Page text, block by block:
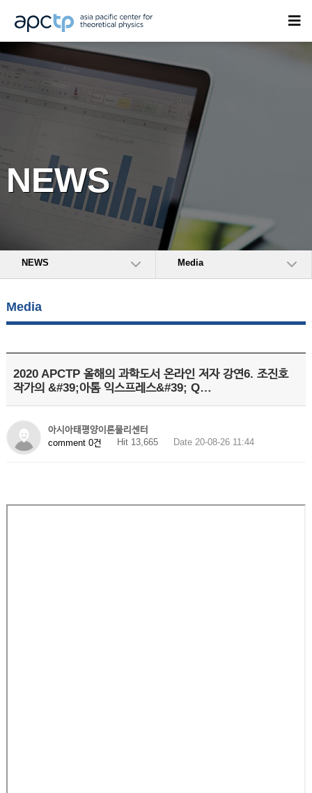
NEWS
NEWS Media
Media
2020 APCTP 올해의 과학도서 온라인 저자 강연6. 조진호
작가의 &#39;아톰 익스프레스&#39; Q…
아시아태평양이론물리센터
comment 0건
Hit 13,665 Date 20-08-26 11:44